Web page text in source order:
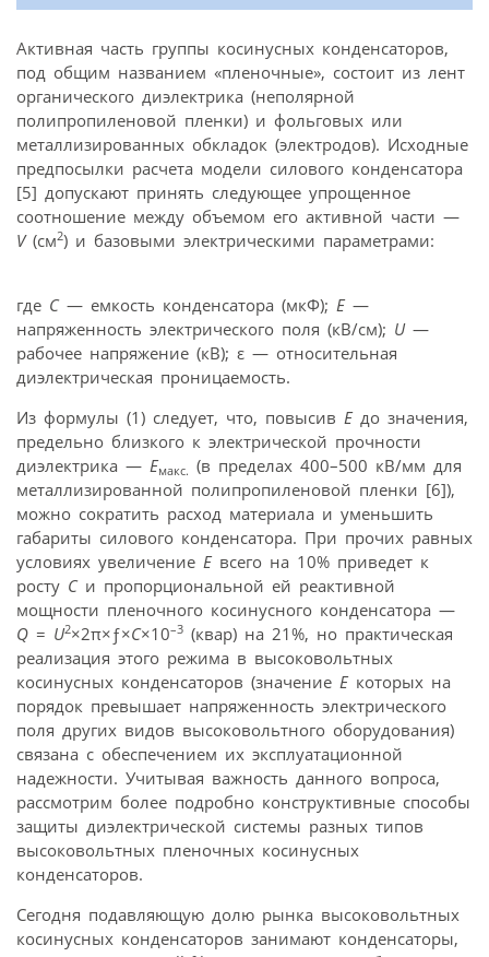
Активная часть группы косинусных конденсаторов,
под общим названием «пленочные», состоит из лент
органического диэлектрика (неполярной
полипропиленовой пленки) и фольговых или
металлизированных обкладок (электродов). Исходные
предпосылки расчета модели силового конденсатора
[5] допускают принять следующее упрощенное
соотношение между объемом его активной части —
V(см2) и базовыми электрическими параметрами:
где С— емкость конденсатора (мкФ); Е—
напряженность электрического поля (кВ/см); U—
рабочее напряжение (кВ); ε — относительная
диэлектрическая проницаемость.
Из формулы (1) следует, что, повысив Едо значения,
предельно близкого к электрической прочности
диэлектрика — Емакс. (в пределах 400–500 кВ/мм для
металлизированной полипропиленовой пленки [6]),
можно сократить расход материала и уменьшить
габариты силового конденсатора. При прочих равных
условиях увеличение Евсего на 10% приведет к
росту Си пропорциональной ей реактивной
мощности пленочного косинусного конденсатора —
Q = U2×2π×ƒ×C×10–3 (квар) на 21%, но практическая
реализация этого режима в высоковольтных
косинусных конденсаторов (значение Екоторых на
порядок превышает напряженность электрического
поля других видов высоковольтного оборудования)
связана с обеспечением их эксплуатационной
надежности. Учитывая важность данного вопроса,
рассмотрим более подробно конструктивные способы
защиты диэлектрической системы разных типов
высоковольтных пленочных косинусных
конденсаторов.
Сегодня подавляющую долю рынка высоковольтных
косинусных конденсаторов занимают конденсаторы,